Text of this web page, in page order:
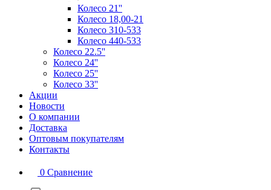
Колесо 21''
Колесо 18,00-21
Колесо 310-533
Колесо 440-533
Колесо 22.5''
Колесо 24''
Колесо 25''
Колесо 33''
Акции
Новости
О компании
Доставка
Оптовым покупателям
Контакты
0 Сравнение